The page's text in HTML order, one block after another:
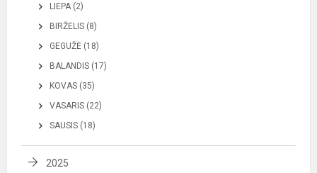
LIEPA (2)
BIRŽELIS (8)
GEGUŽĖ (18)
BALANDIS (17)
KOVAS (35)
VASARIS (22)
SAUSIS (18)
2025